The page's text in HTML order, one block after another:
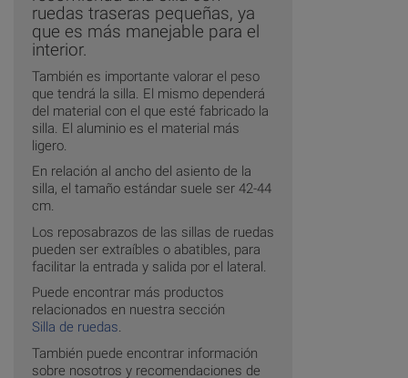
ruedas traseras pequeñas, ya
que es más manejable para el
interior.
También es importante valorar el peso
que tendrá la silla. El mismo dependerá
del material con el que esté fabricado la
silla. El aluminio es el material más
ligero.
En relación al ancho del asiento de la
silla, el tamaño estándar suele ser 42-44
cm.
Los reposabrazos de las sillas de ruedas
pueden ser extraíbles o abatibles, para
facilitar la entrada y salida por el lateral.
Puede encontrar más productos
relacionados en nuestra sección
Silla de ruedas.
También puede encontrar información
sobre nosotros y recomendaciones de